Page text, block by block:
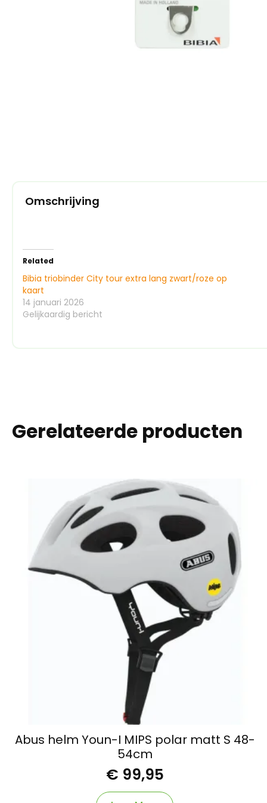
Omschrijving
Related
Bibia triobinder City tour extra lang zwart/roze op
kaart
14 januari 2026
Gelijkaardig bericht
Gerelateerde producten
Abus helm Youn-I MIPS polar matt S 48-
54cm
€ 99,95